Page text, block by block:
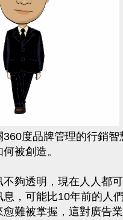
360度品牌管理的行銷
被創造。
夠透明，現在人人都
，可能比10年前的人
難被掌握，這對廣告